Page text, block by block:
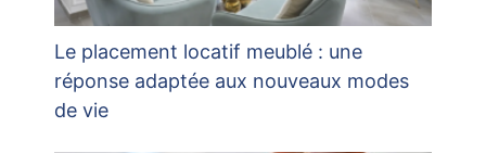
Le placement locatif meublé : une
réponse adaptée aux nouveaux modes
de vie